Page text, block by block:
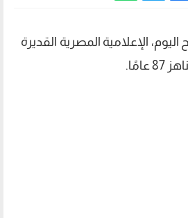
الإعلامية المصرية القديرة